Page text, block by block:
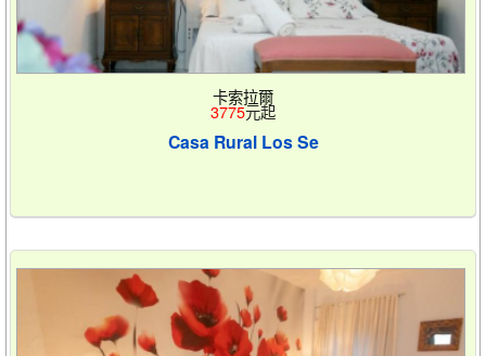
卡索拉爾
3775元起
Casa Rural Los Se